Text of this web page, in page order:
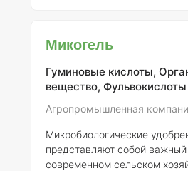
ГЕРА представляет собой
в свой состав различные
микроорганизмов, гуминовые
фульвокислоты, а также
растений. Препарат спо
Микогель
Гуминовые кислоты,
вещество, Фульвокислоты
Агропромышленная
Микробиологические
представляют собой важный
современном сельском